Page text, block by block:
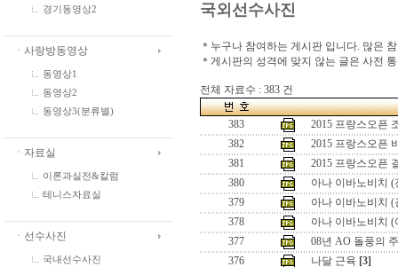
경기동영상2
ㆍ사랑방동영상
동영상1
동영상2
동영상3(분류별)
ㆍ자료실
이론과실전&칼럼
테니스자료실
ㆍ선수사진
국내선수사진
국외선수사진
＊누구나 참여하는 게시판 입니다. 많은
＊게시판의 성격에 맞지 않는 글은 사전
전체 자료수 : 383 건
383
2015 프랑스오픈
382
2015 프랑스오픈
381
2015 프랑스오픈
380
아나 이바노비치 (
379
아나 이바노비치
378
아나 이바노비치 (
377
08년 AO 돌풍의
376
나달 근육 [3]